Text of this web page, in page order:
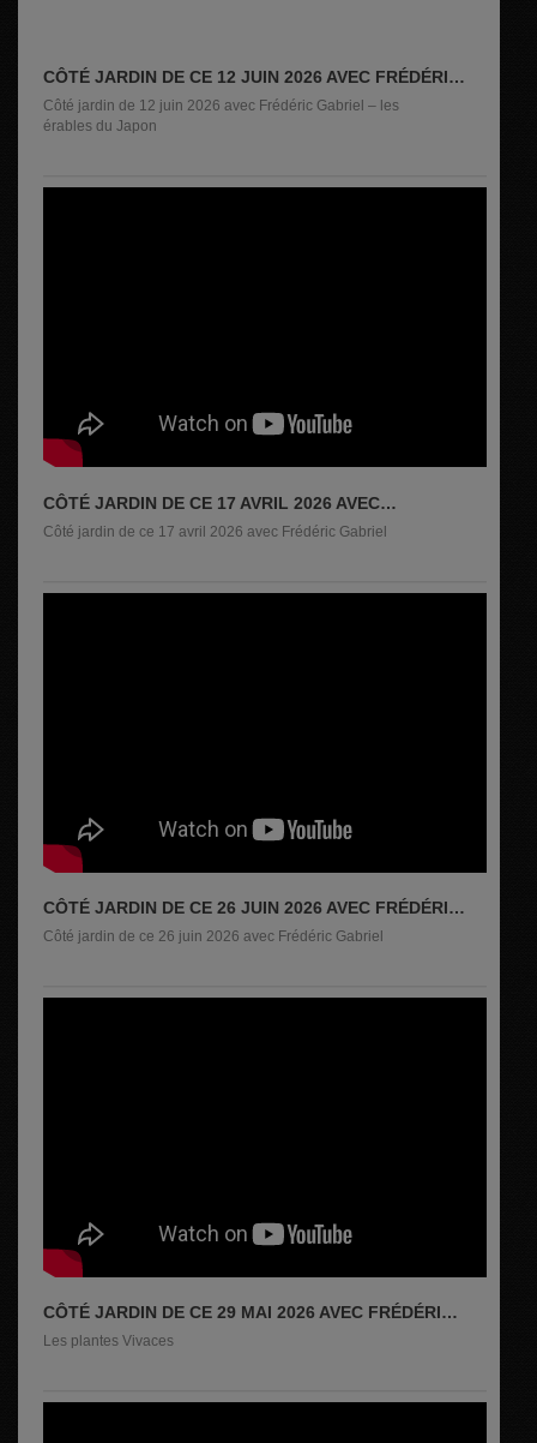
CÔTÉ JARDIN DE CE 12 JUIN 2026 AVEC FRÉDÉRIC
GABRIEL - LES ÉRABLES DU JAPON
Côté jardin de 12 juin 2026 avec Frédéric Gabriel – les
érables du Japon
CÔTÉ JARDIN DE CE 17 AVRIL 2026 AVEC
FRÉDÉRIC GABRIEL
Côté jardin de ce 17 avril 2026 avec Frédéric Gabriel
CÔTÉ JARDIN DE CE 26 JUIN 2026 AVEC FRÉDÉRIC
GABRIEL
Côté jardin de ce 26 juin 2026 avec Frédéric Gabriel
CÔTÉ JARDIN DE CE 29 MAI 2026 AVEC FRÉDÉRIC
GABRIEL
Les plantes Vivaces